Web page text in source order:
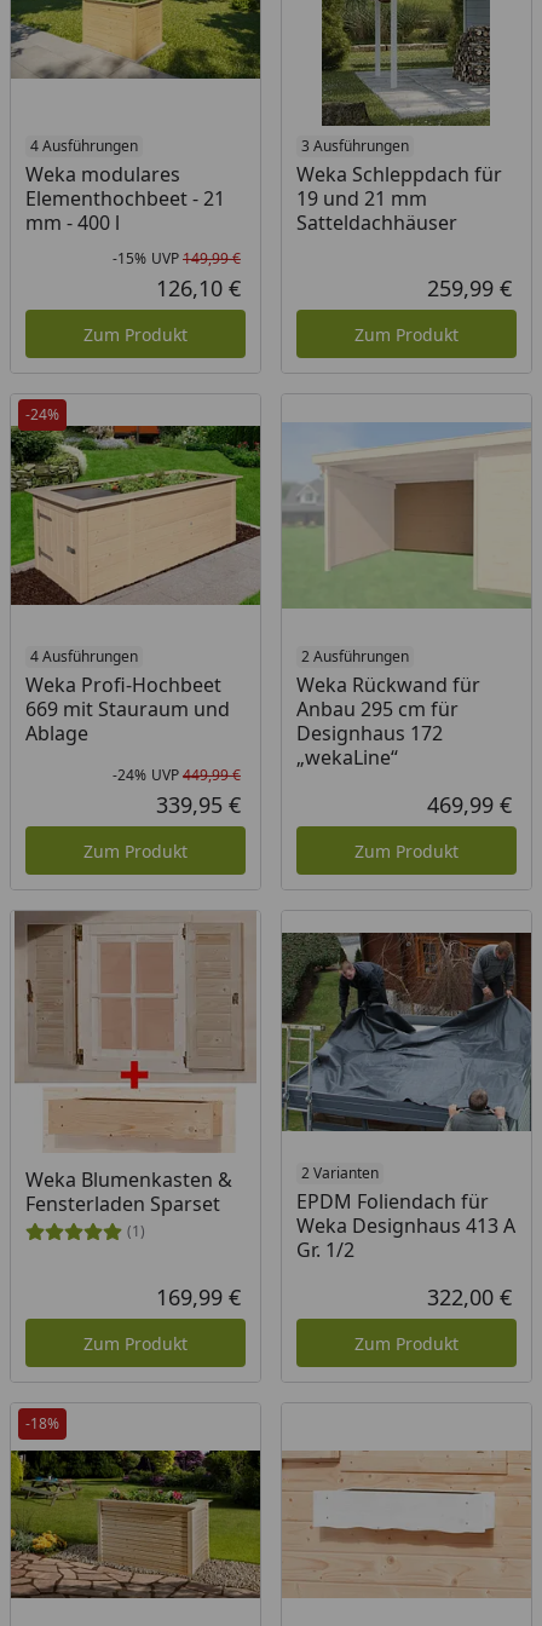
4 Ausführungen
Weka modulares
Elementhochbeet - 21
mm - 400 l
Rabatt in Prozent
-15%
Ursprünglicher Preis
UVP149,99 €
Aktueller Preis
126,10 €
Zum Produkt
3 Ausführungen
Weka Schleppdach für
19 und 21 mm
Satteldachhäuser
259,99 €
Zum Produkt
-24%
4 Ausführungen
Weka Profi-Hochbeet
669 mit Stauraum und
Ablage
Rabatt in Prozent
-24%
Ursprünglicher Preis
UVP449,99 €
Aktueller Preis
339,95 €
Zum Produkt
2 Ausführungen
Weka Rückwand für
Anbau 295 cm für
Designhaus 172
„wekaLine“
469,99 €
Zum Produkt
Weka Blumenkasten &
Fensterladen Sparset
(1)
Aktueller Preis
169,99 €
Zum Produkt
2 Varianten
EPDM Foliendach für
Weka Designhaus 413 A
Gr. 1/2
322,00 €
Zum Produkt
-18%